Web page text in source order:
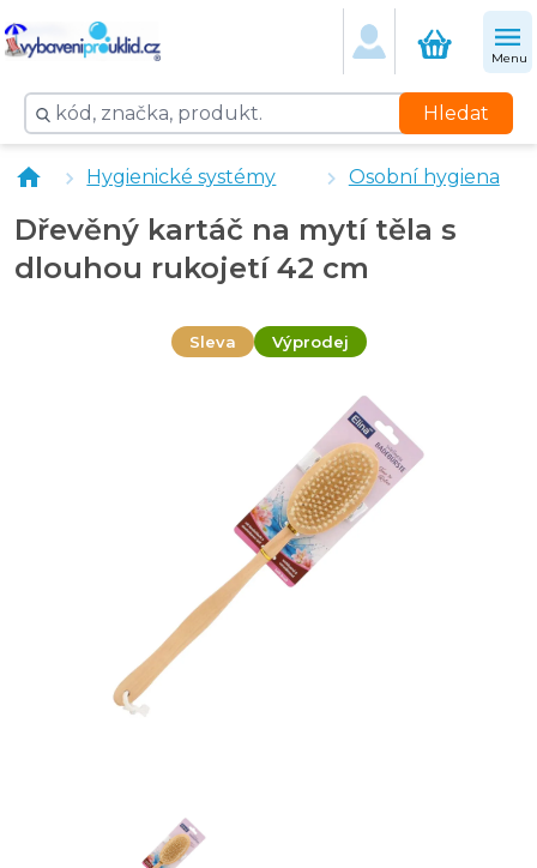
Menu
Hledat
ISOLDA Gold vlasový šampon CLICK AND GO! 500 ml
ISOLDA Silver tělový a vlasový šampon 400 ml
ISOLDA Gold tělové mýdlo CLICK AND GO! 350 ml
Hygienické systémy Osobní hygiena
Dřevěný kartáč na mytí těla s
dlouhou rukojetí 42 cm
Sleva Výprodej